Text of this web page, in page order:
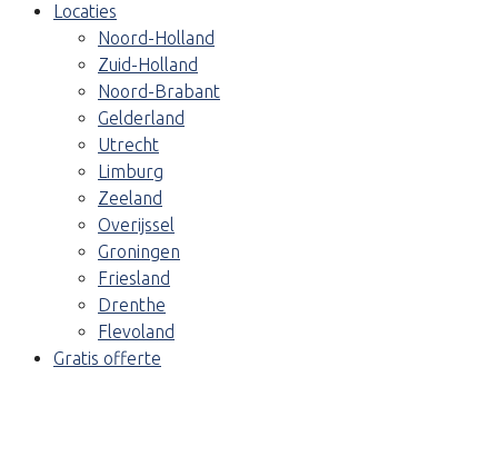
Locaties
Noord-Holland
Zuid-Holland
Noord-Brabant
Gelderland
Utrecht
Limburg
Zeeland
Overijssel
Groningen
Friesland
Drenthe
Flevoland
Gratis offerte